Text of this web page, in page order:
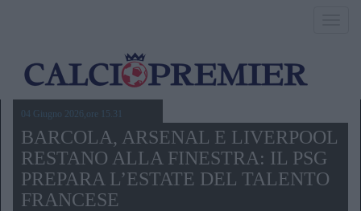
04 Giugno 2026,ore 15.31
BARCOLA, ARSENAL E LIVERPOOL
RESTANO ALLA FINESTRA: IL PSG
PREPARA L’ESTATE DEL TALENTO
FRANCESE